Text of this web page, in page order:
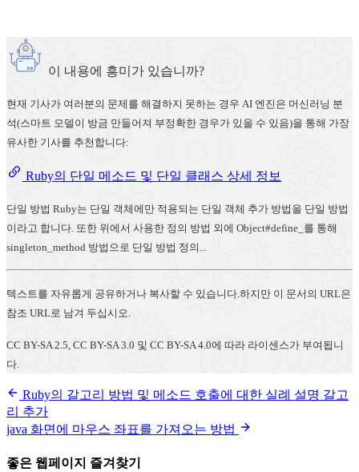
이 내용에 흥미가 있습니까?
현재 기사가 여러분의 문제를 해결하지 못하는 경우 AI 엔진은 머신러닝 분
석(스마트 모델이 방금 만들어져 부정확한 경우가 있을 수 있음)을 통해 가장
유사한 기사를 추천합니다:
Ruby의 단일 메소드 및 단일 클래스 상세 정보
단일 방법 Ruby는 단일 객체에만 적용되는 단일 객체 추가 방법을 단일 방법
이라고 합니다. 또한 위에서 사용한 정의 방법 외에 Object#define_를 통해
singleton_method 방법으로 단일 방법 정의...
텍스트를 자유롭게 공유하거나 복사할 수 있습니다.하지만 이 문서의 URL은
참조 URL로 남겨 두십시오.
CC BY-SA 2.5, CC BY-SA 3.0 및 CC BY-SA 4.0에 따라 라이센스가 부여됩니
다.
Ruby의 갈고리 방법 및 메소드 호출에 대한 실례 설명 갈고
리 추가
java 화면에 마우스 좌표를 가져오는 방법
좋은 웹페이지 즐겨찾기